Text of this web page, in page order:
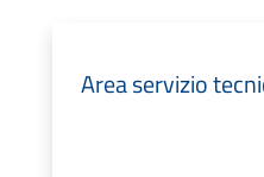
Area servizio